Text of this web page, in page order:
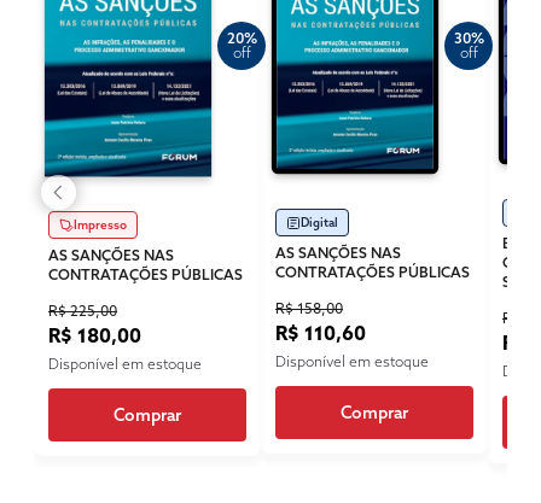
20%
off
Impresso
AS SANÇÕES NAS
CONTRATAÇÕES PÚBLICAS
R$ 225,00
R$ 180,00
Disponível em estoque
Comprar
30%
off
Digital
AS SANÇÕES NAS
CONTRATAÇÕES PÚBLICAS
R$ 158,00
R$ 110,60
Disponível em estoque
Comprar
R$
R$